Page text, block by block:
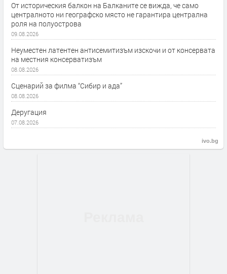
От историческия балкон на Балканите се вижда, че само
централното ни географско място не гарантира централна
роля на полуострова
09.08.2026
Неуместен латентен антисемитизъм изскочи и от консервата
на местния консерватизъм
08.08.2026
Сценарий за филма “Сибир и ада”
08.08.2026
Деругация
07.08.2026
ivo.bg